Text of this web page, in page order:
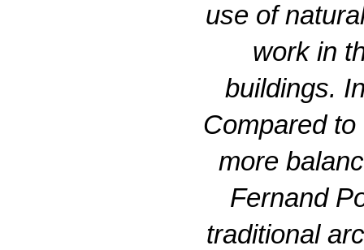
use of
work in
buildings.
Compared
more
Fernand
traditional